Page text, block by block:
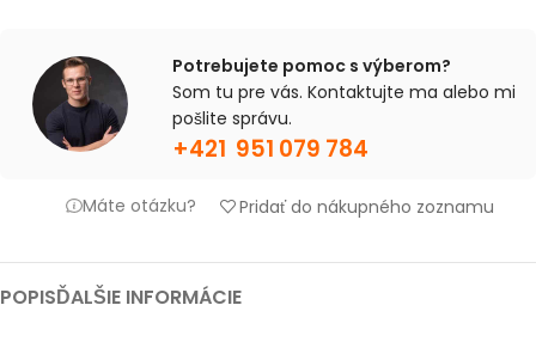
Potrebujete pomoc s výberom?
Som tu pre vás. Kontaktujte ma alebo mi
pošlite správu.
+421 951 079 784
Máte otázku? Pridať do nákupného zoznamu
POPISĎALŠIE INFORMÁCIE